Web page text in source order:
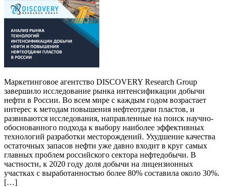
Маркетинговое агентство DISCOVERY Research Group
завершило исследование рынка интенсификации добычи
нефти в России. Во всем мире с каждым годом возрастает
интерес к методам повышения нефтеотдачи пластов, и
развиваются исследования, направленные на поиск научно-
обоснованного подхода к выбору наиболее эффективных
технологий разработки месторождений. Ухудшение качества
остаточных запасов нефти уже давно входит в круг самых
главных проблем российского сектора нефтедобычи. В
частности, к 2020 году доля добычи на лицензионных
участках с выработанностью более 80% составила около 30%.
[…]